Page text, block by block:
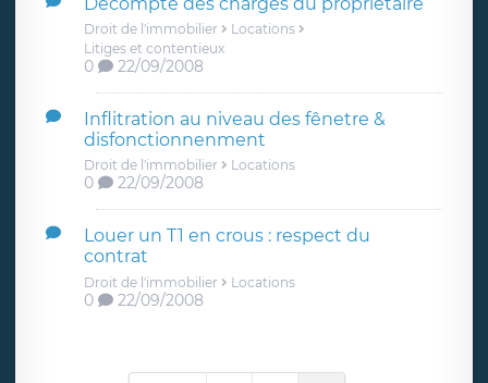
Droit de l'immobilier
Locations
Litiges et contentieux
0 22/09/2008
Inflitration au niveau des fênetre &
disfonctionnenment
Droit de l'immobilier Locations
0 22/09/2008
Louer un T1 en crous : respect du
contrat
Droit de l'immobilier Locations
0 22/09/2008